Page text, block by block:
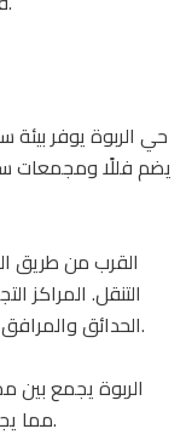
حي الربوة يوفر
يضم فللًا ومجمعات
القرب من طريق
التنقل. المراكز
الحدائق والمرافق الترفيهية توفر خيارات لقضاء أوقات العائلة.
الربوة يجمع بين
مما يجعله نقطة توازن جيدة بين الجودة والتكلفة.